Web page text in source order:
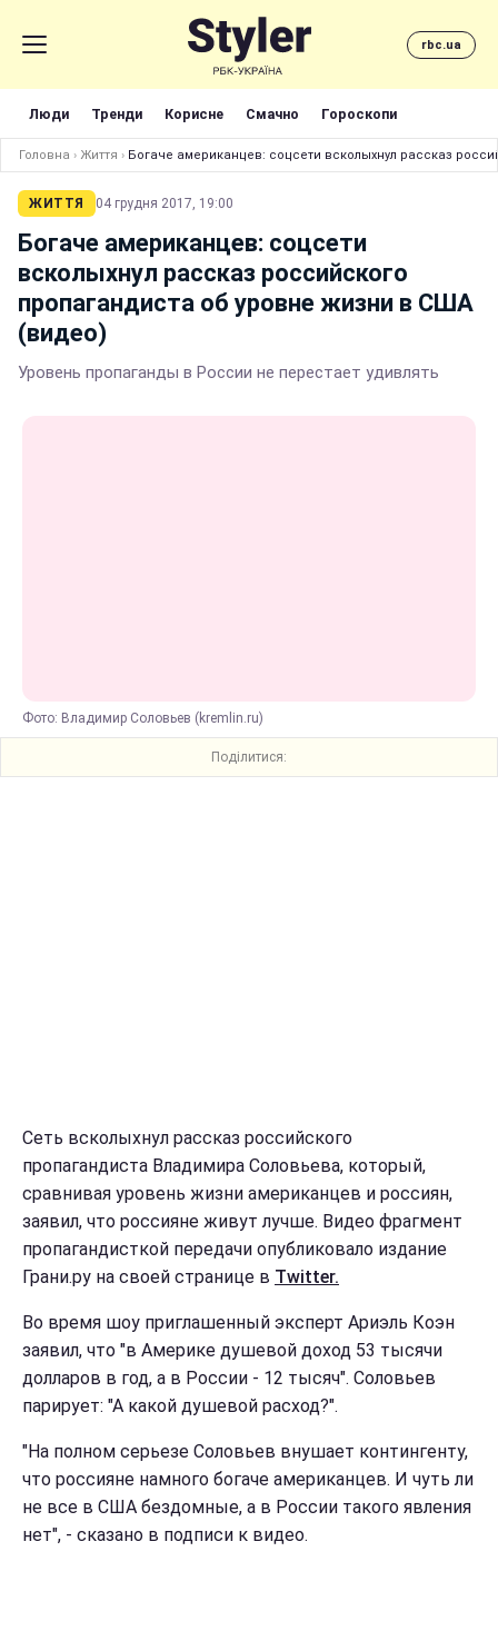
rbc.ua
Люди Тренди Корисне Смачно Гороскопи
Головна › Життя › Богаче американцев: соцсети всколыхнул рассказ
ЖИТТЯ 04 грудня 2017, 19:00
Богаче американцев: соцсети
всколыхнул рассказ российского
пропагандиста об уровне жизни в США
(видео)
Уровень пропаганды в России не перестает удивлять
Фото: Владимир Соловьев (kremlin.ru)
Поділитися:
Сеть всколыхнул рассказ российского
пропагандиста Владимира Соловьева, который,
сравнивая уровень жизни американцев и россиян,
заявил, что россияне живут лучше. Видео фрагмент
пропагандисткой передачи опубликовало издание
Грани.ру на своей странице в Тwitter.
Во время шоу приглашенный эксперт Ариэль Коэн
заявил, что "в Америке душевой доход 53 тысячи
долларов в год, а в России - 12 тысяч". Соловьев
парирует: "А какой душевой расход?".
"На полном серьезе Соловьев внушает контингенту,
что россияне намного богаче американцев. И чуть ли
не все в США бездомные, а в России такого явления
нет", - сказано в подписи к видео.